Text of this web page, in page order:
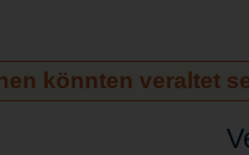
könnten veraltet